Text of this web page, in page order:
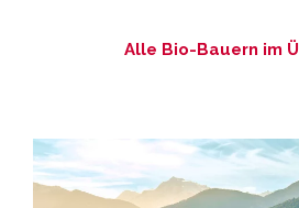
Alle Bio-Bauern im